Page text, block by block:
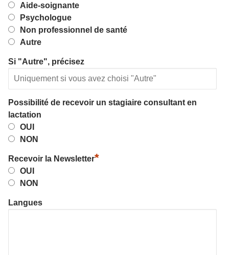
Aide-soignante
Psychologue
Non professionnel de santé
Autre
Si "Autre", précisez
Possibilité de recevoir un stagiaire consultant en
lactation
OUI
NON
Recevoir la Newsletter*
OUI
NON
Langues